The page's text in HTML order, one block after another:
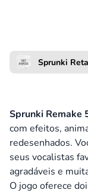
Sprunki
Sprunki Remake
com efeitos,
redesenhados.
seus vocalistas
agradáveis e
O jogo oferece